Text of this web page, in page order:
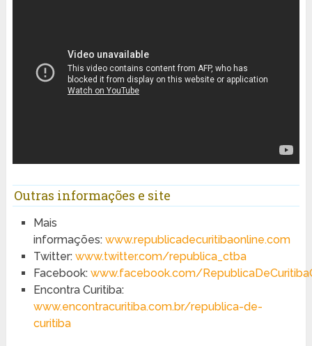
Outras informações e site
Mais
informações: www.republicadecuritibaonline.com
Twitter: www.twitter.com/republica_ctba
Facebook: www.facebook.com/
Encontra Curitiba:
www.encontracuritiba.com.br/republica-de-
curitiba